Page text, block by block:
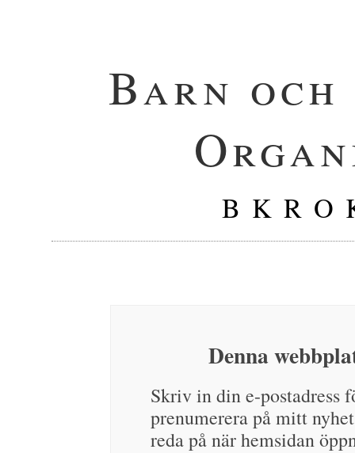
Barn
B K R O
Denna
Skriv in din e-postadress
prenumerera på mitt
reda på när hemsidan